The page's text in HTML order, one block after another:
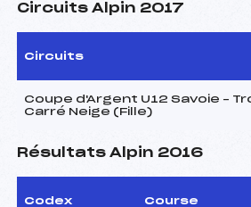
Circuits Alpin 2017
Circuits
Coupe d'Argent U12 Savoie –
Carré Neige (Fille)
Résultats Alpin 2016
Codex Course